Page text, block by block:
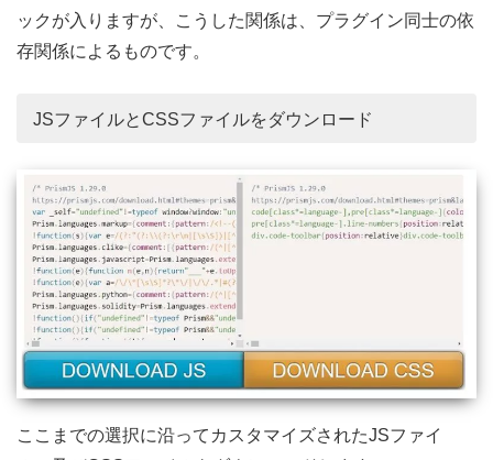
ックが入りますが、こうした関係は、プラグイン同士の依
存関係によるものです。
JSファイルとCSSファイルをダウンロード
ここまでの選択に沿ってカスタマイズされたJSファイ